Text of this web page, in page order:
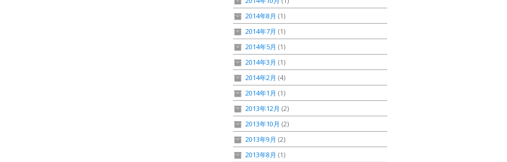
2014年8月 (1)
2014年7月 (1)
2014年5月 (1)
2014年3月 (1)
2014年2月 (4)
2014年1月 (1)
2013年12月 (2)
2013年10月 (2)
2013年9月 (2)
2013年8月 (1)